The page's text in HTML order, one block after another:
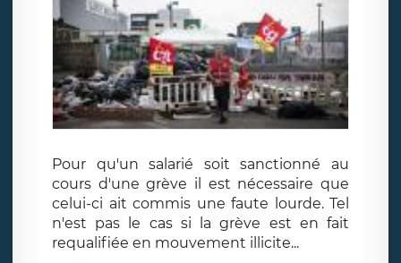
Pour qu'un salarié soit sanctionné au
cours d'une grève il est nécessaire que
celui-ci ait commis une faute lourde. Tel
n'est pas le cas si la grève est en fait
requalifiée en mouvement illicite...